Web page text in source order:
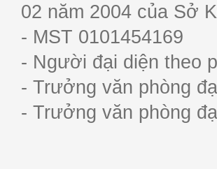
02 năm 2004 của Sở
- MST 0101454169
- Người đại diện theo
- Trưởng văn phòng
- Trưởng văn phòng